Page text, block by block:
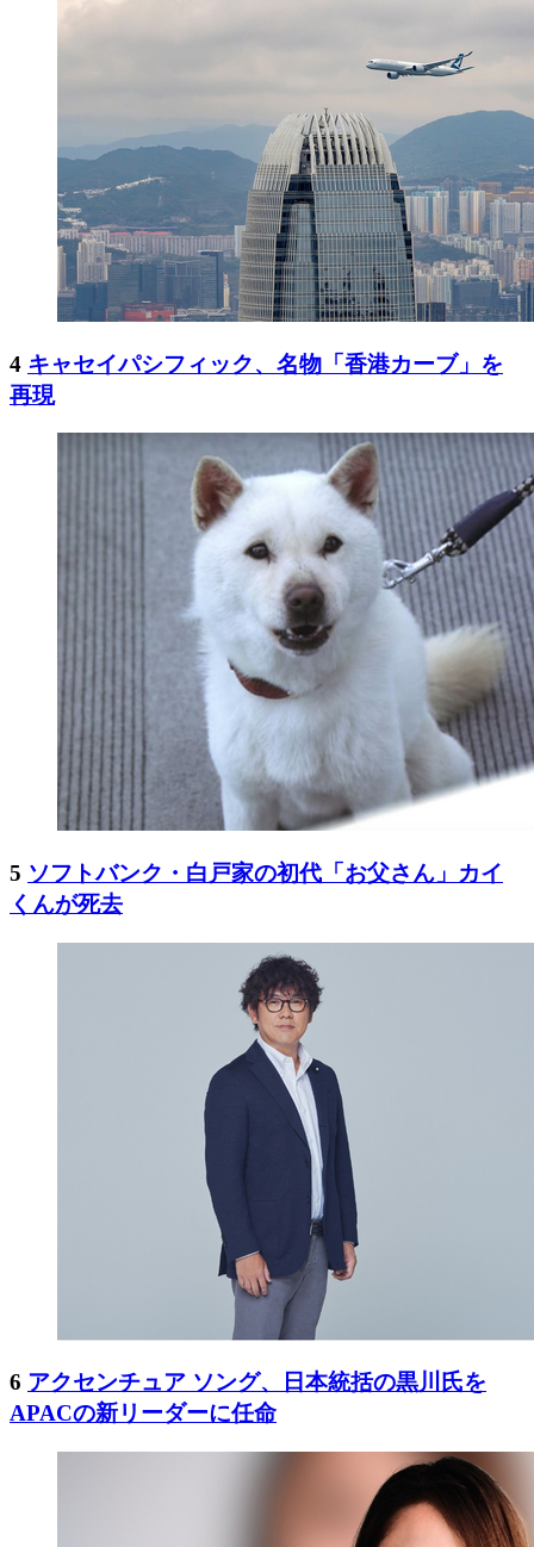
4 キャセイパシフィック、名物「香港カーブ」を
再現
5 ソフトバンク・白戸家の初代「お父さん」カイ
くんが死去
6 アクセンチュア ソング、日本統括の黒川氏を
APACの新リーダーに任命